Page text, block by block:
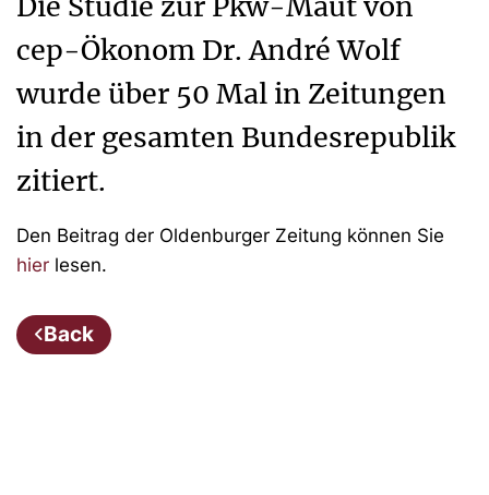
cep-Ökonom Dr. André Wolf
wurde über 50 Mal in Zeitungen
in der gesamten Bundesrepublik
zitiert.
Den Beitrag der Oldenburger Zeitung können Sie
hierlesen.
Back